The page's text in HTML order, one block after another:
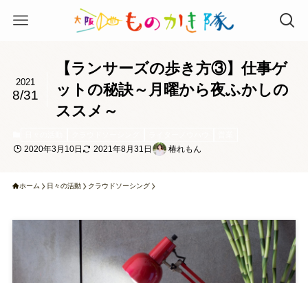
【ランサーズの歩き方③】仕事ゲ
ットの秘訣～月曜から夜ふかしの
ススメ～
2021
8/31
2020年3月10日 2021年8月31日 椿れもん
ホーム 日々の活動 クラウドソーシング